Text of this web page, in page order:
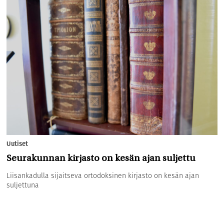
Uutiset
Seurakunnan kirjasto on kesän ajan suljettu
Liisankadulla sijaitseva ortodoksinen kirjasto on kesän ajan
suljettuna